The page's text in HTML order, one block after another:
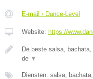
E-mail › Dance-Level
Website: https://
De beste salsa,
de ▼
Diensten: salsa,